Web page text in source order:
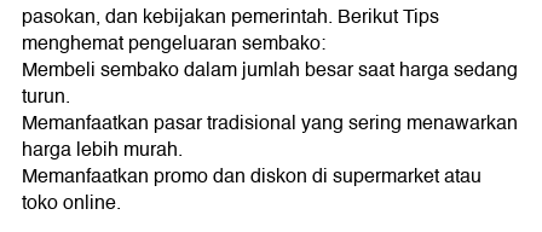
pasokan, dan kebijakan pemerintah. Berikut Tips
menghemat pengeluaran sembako:
Membeli sembako dalam jumlah besar saat harga sedang
turun.
Memanfaatkan pasar tradisional yang sering menawarkan
harga lebih murah.
Memanfaatkan promo dan diskon di supermarket atau
toko online.